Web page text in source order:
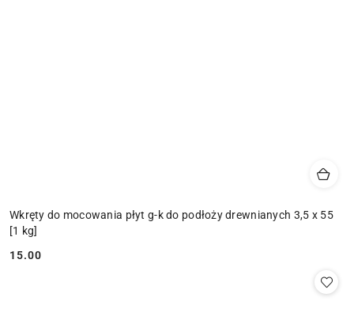
Wkręty do mocowania płyt g-k do podłoży drewnianych 3,5 x 55
[1 kg]
Cena:
15.00